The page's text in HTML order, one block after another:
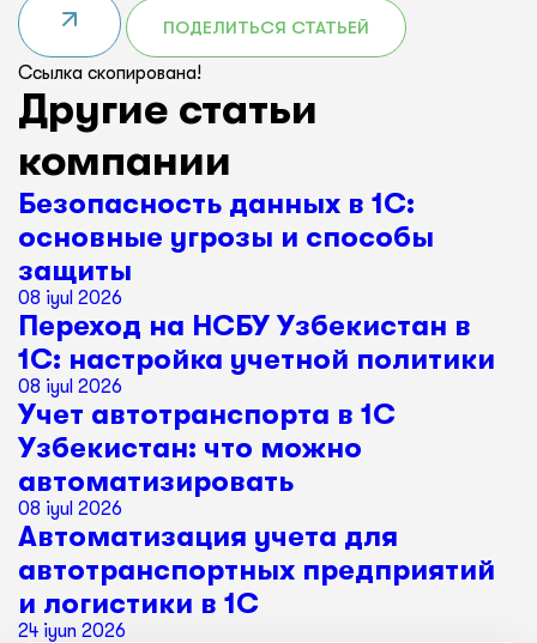
ПОДЕЛИТЬСЯ СТАТЬЕЙ
Ссылка скопирована!
Другие статьи
компании
Безопасность данных в 1С:
основные угрозы и способы
защиты
08 iyul 2026
Переход на НСБУ Узбекистан в
1С: настройка учетной политики
08 iyul 2026
Учет автотранспорта в 1С
Узбекистан: что можно
автоматизировать
08 iyul 2026
Автоматизация учета для
автотранспортных предприятий
и логистики в 1С
24 iyun 2026